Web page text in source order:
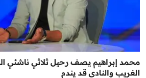
محمد إبراهيم يصف رحيل ثلاثي ناشئي
الغريب والنادي قد يندم